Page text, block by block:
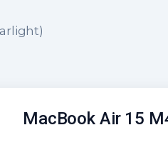
MacBook Air 15